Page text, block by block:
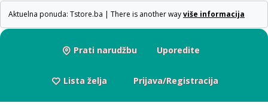
Aktuelna ponuda: Tstore.ba | There is another wayviše informacija
Prati narudžbu Uporedite
Lista želja Prijava/Registracija